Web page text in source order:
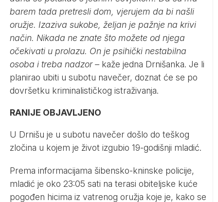
barem tada pretresli dom, vjerujem da bi našli
oružje. Izaziva sukobe, željan je pažnje na krivi
način. Nikada ne znate što možete od njega
očekivati u prolazu. On je psihički nestabilna
osoba i treba nadzor –kaže jedna Drnišanka. Je li
planirao ubiti u subotu navečer, doznat će se po
dovršetku kriminalističkog istraživanja.
RANIJE OBJAVLJENO
U Drnišu je u subotu navečer došlo do teškog
zločina u kojem je život izgubio 19-godišnji mladić.
Prema informacijama šibensko-kninske policije,
mladić je oko 23:05 sati na terasi obiteljske kuće
pogođen hicima iz vatrenog oružja koje je, kako se